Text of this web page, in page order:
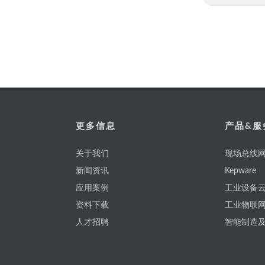
更多信息
关于我们
新闻资讯
应用案例
资料下载
人才招聘
产品&服
现场总线
Kepware
工业设备
工业物联
智能制造